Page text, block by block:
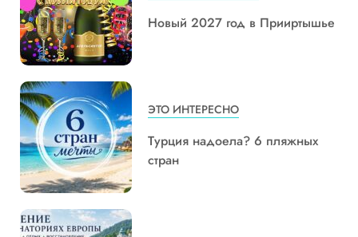
Новый 2027 год в Прииртышье
ЭТО ИНТЕРЕСНО
Турция надоела? 6 пляжных
стран